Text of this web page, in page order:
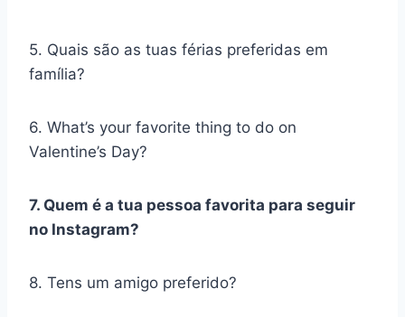
5. Quais são as tuas férias preferidas em
família?
6. What’s your favorite thing to do on
Valentine’s Day?
7. Quem é a tua pessoa favorita para seguir
no Instagram?
8. Tens um amigo preferido?